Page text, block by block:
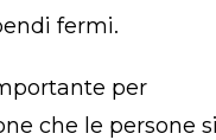
fermi.
per
che le persone